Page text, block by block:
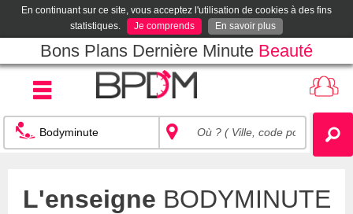
En continuant sur ce site, vous acceptez l'utilisation de cookies à des fins
statistiques.
Je comprends En savoir plus
Bons Plans Dernière Minute Beauté
L'enseigne BODYMINUTE